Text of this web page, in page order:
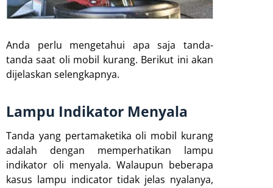
Anda perlu mengetahui apa saja tanda-
tanda saat oli mobil kurang. Berikut ini akan
dijelaskan selengkapnya.
Lampu Indikator Menyala
Tanda yang pertamaketika oli mobil kurang
adalah dengan memperhatikan lampu
indikator oli menyala. Walaupun beberapa
kasus lampu indicator tidak jelas nyalanya,